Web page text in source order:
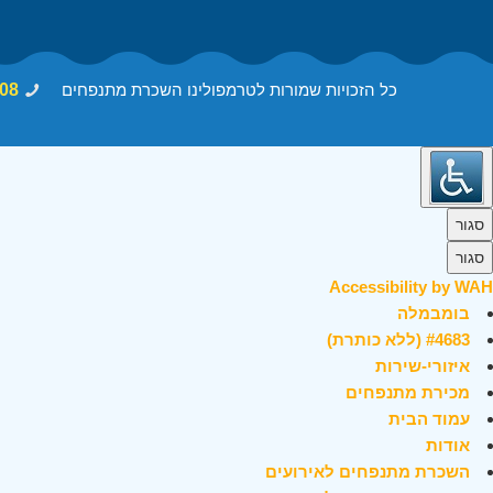
כל הזכויות שמורות לטרמפולינו השכרת מתנפחים
סגור
סגור
Accessibility by WAH
בומבמלה
#4683 (ללא כותרת)
איזורי-שירות
מכירת מתנפחים
עמוד הבית
אודות
השכרת מתנפחים לאירועים